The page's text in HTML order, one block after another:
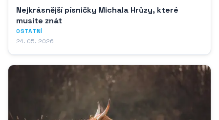
Nejkrásnější písničky Michala Hrůzy, které
musíte znát
OSTATNÍ
24. 05. 2026